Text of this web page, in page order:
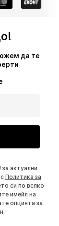
да те
актуални
Политика за
си по всяко
имейл на
опцията за